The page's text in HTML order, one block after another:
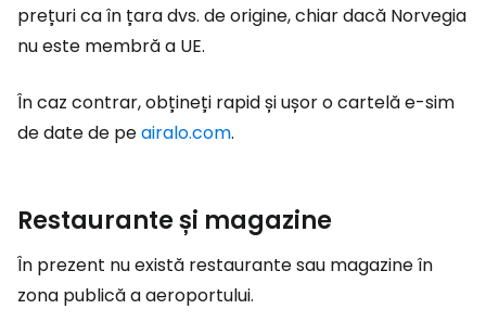
prețuri ca în țara dvs. de origine, chiar dacă Norvegia
nu este membră a UE.
În caz contrar, obțineți rapid și ușor o cartelă e-sim
de date de peairalo.com.
Restaurante și magazine
În prezent nu există restaurante sau magazine în
zona publică a aeroportului.